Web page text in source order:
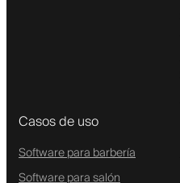
Casos de uso
Software para barbería
Software para salón